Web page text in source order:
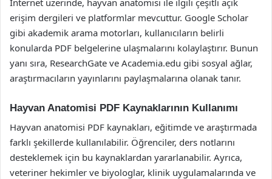
erişim dergileri ve platformlar mevcuttur. Google Scholar
gibi akademik arama motorları, kullanıcıların belirli
konularda PDF belgelerine ulaşmalarını kolaylaştırır. Bunun
yanı sıra, ResearchGate ve Academia.edu gibi sosyal ağlar,
araştırmacıların yayınlarını paylaşmalarına olanak tanır.
Hayvan Anatomisi PDF Kaynaklarının Kullanımı
Hayvan anatomisi PDF kaynakları, eğitimde ve araştırmada
farklı şekillerde kullanılabilir. Öğrenciler, ders notlarını
desteklemek için bu kaynaklardan yararlanabilir. Ayrıca,
veteriner hekimler ve biyologlar, klinik uygulamalarında ve